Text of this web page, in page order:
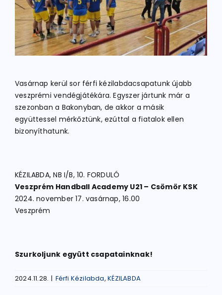
ELÉRHETŐSÉGEK
TAGDÍJ BEFIZETÉS
Vasárnap kerül sor férfi kézilabdacsapatunk újabb
veszprémi vendégjátékára. Egyszer jártunk már a
szezonban a Bakonyban, de akkor a másik
együttessel mérkőztünk, ezúttal a fiatalok ellen
bizonyíthatunk.
KÉZILABDA, NB I/B, 10. FORDULÓ
Veszprém Handball Academy U21 – Csömör KSK
2024. november 17. vasárnap, 16.00
Veszprém
Szurkoljunk együtt csapatainknak!
2024.11.28. | Férfi Kézilabda,KÉZILABDA